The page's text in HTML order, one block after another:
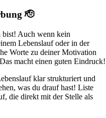
🫡
bist! Auch wenn kein
Lebenslauf oder in der
Worte zu deiner Motivation
macht einen guten Eindruck!
klar strukturiert und
was du drauf hast! Liste
die direkt mit der Stelle als